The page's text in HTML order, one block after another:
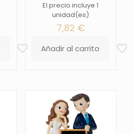
El precio incluye 1
unidad(es)
7,82 €
Añadir al carrito